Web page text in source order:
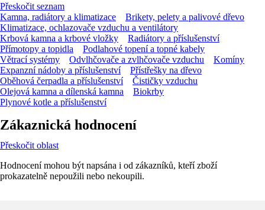
Přeskočit seznam
Kamna, radiátory a klimatizace
Brikety, pelety a palivové dřevo
Klimatizace, ochlazovače vzduchu a ventilátory
Krbová kamna a krbové vložky
Radiátory a příslušenství
Přímotopy a topidla
Podlahové topení a topné kabely
Větrací systémy
Odvlhčovače a zvlhčovače vzduchu
Komíny
Expanzní nádoby a příslušenství
Přístřešky na dřevo
Oběhová čerpadla a příslušenství
Čističky vzduchu
Olejová kamna a dílenská kamna
Biokrby
Plynové kotle a příslušenství
Zákaznická hodnocení
Přeskočit oblast
Hodnocení mohou být napsána i od zákazníků, kteří zboží
prokazatelně nepoužili nebo nekoupili.